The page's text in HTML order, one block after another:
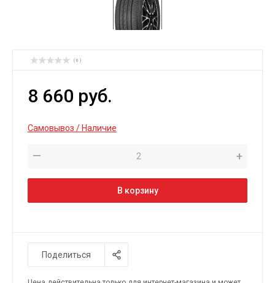
( 0 )
8 660 руб.
Самовывоз / Наличие
— +
В корзину
Поделиться